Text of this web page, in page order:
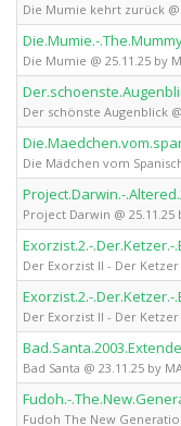
Die Mumie kehrt zurück @
Die.Mumie.-
Die Mumie @ 25.11.25 by
Der schönste Augenblick
Die Mädchen vom
Project.Darwin.-
Project Darwin @ 25.11.25
Exorzist.2.-.Der.Ketzer.-
Der Exorzist II - Der Ketzer
Exorzist.2.-.Der.Ketzer.-
Der Exorzist II - Der Ketzer
Bad Santa @ 23.11.25 by
Fudoh.-
Fudoh The New